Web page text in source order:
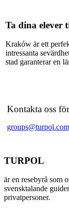
Ta dina elever
Kraków är ett
intressanta
stad garanterar en
Kontakta oss
groups@turpol.com
TURPOL
är en resebyrå som
svensktalande
privatpersoner.